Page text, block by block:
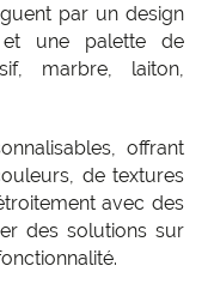
par un design
et une palette de
marbre, laiton,
offrant
de textures
avec des
des solutions sur